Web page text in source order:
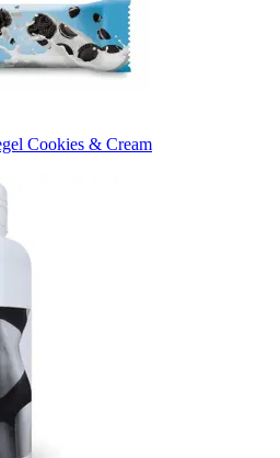
Cookies & Cream